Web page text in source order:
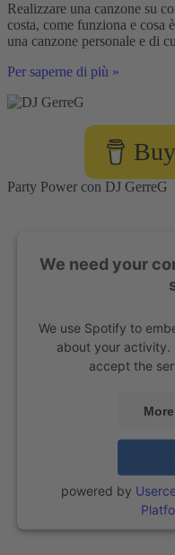
Realizzare una canzone su
costa, come funziona e cosa
una canzone personale e di
Produrre
canzone
pena?
Per saperne di più »
Party Power con DJ GerreG
We need your
We use Spotify to
about your activity.
accept the
powered by